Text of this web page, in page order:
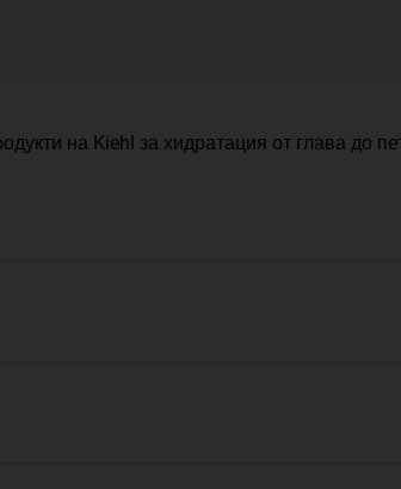
на Kiehl за хидратация от глава до